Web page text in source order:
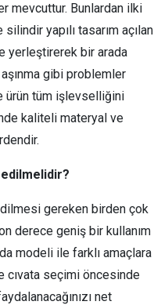
mevcuttur. Bunlardan ilki
silindir yapılı tasarım açılan
yerleştirerek bir arada
gibi problemler
ürün tüm işlevselliğini
kaliteli materyal ve
gereken birden çok
derece geniş bir kullanım
modeli ile farklı amaçlara
cıvata seçimi öncesinde
net